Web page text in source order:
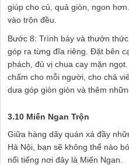
giúp cho củ, quả giòn, ngon
vào trộn đều.
Bước 8: Trình bày và thưởn
góp ra từng đĩa riêng. Đặt bên
phách, đủ vị chua cay mặn
chấm cho mỗi người, cho chả
dưa góp giòn giòn và thêm
3.10 Miến Ngan Trộn
Giữa hàng dãy quán xá đầy
Hà Nội, bạn sẽ không thể nào
nổi tiếng nơi đây là Miến Ngan.